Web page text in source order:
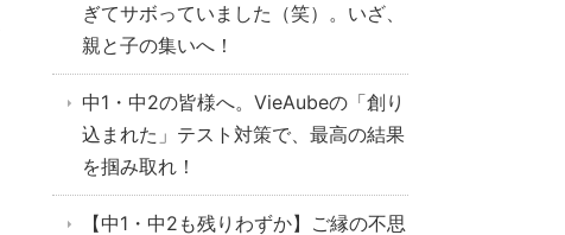
ぎてサボっていました（笑）。いざ、
親と子の集いへ！
中1・中2の皆様へ。VieAubeの「創り
込まれた」テスト対策で、最高の結果
を掴み取れ！
【中1・中2も残りわずか】ご縁の不思